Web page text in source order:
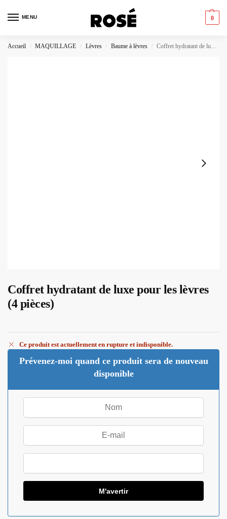
MENU 0
Accueil / MAQUILLAGE / Lèvres / Baume à lèvres / Coffret hydratant de luxe pour les lèvres (4 pièces)
Coffret hydratant de luxe pour les lèvres
(4 pièces)
Ce produit est actuellement en rupture et indisponible.
Prévenez-moi quand ce produit sera de nouveau
disponible